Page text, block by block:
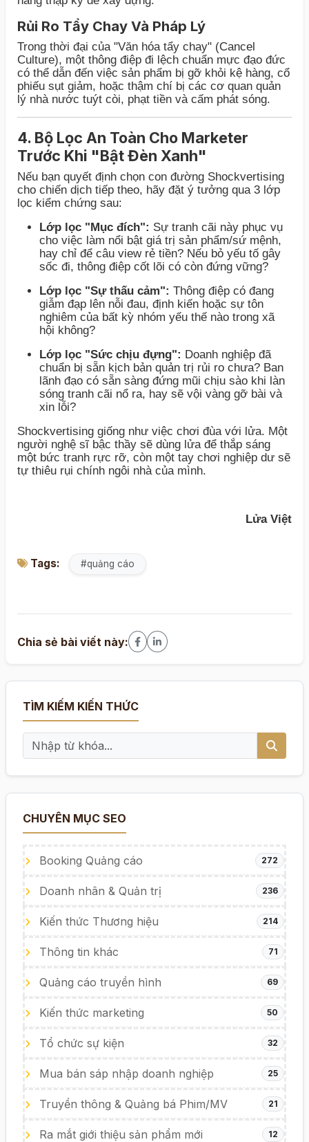
Rủi Ro Tẩy Chay Và Pháp Lý
Trong thời đại của "Văn hóa tẩy chay" (Cancel
Culture), một thông điệp đi lệch chuẩn mực đạo đức
có thể dẫn đến việc sản phẩm bị gỡ khỏi kệ hàng, cổ
phiếu sụt giảm, hoặc thậm chí bị các cơ quan quản
lý nhà nước tuýt còi, phạt tiền và cấm phát sóng.
4. Bộ Lọc An Toàn Cho Marketer
Trước Khi "Bật Đèn Xanh"
Nếu bạn quyết định chọn con đường Shockvertising
cho chiến dịch tiếp theo, hãy đặt ý tưởng qua 3 lớp
lọc kiểm chứng sau:
Lớp lọc "Mục đích": Sự tranh cãi này phục vụ
cho việc làm nổi bật giá trị sản phẩm/sứ mệnh,
hay chỉ để câu view rẻ tiền? Nếu bỏ yếu tố gây
sốc đi, thông điệp cốt lõi có còn đứng vững?
Lớp lọc "Sự thấu cảm": Thông điệp có đang
giẫm đạp lên nỗi đau, định kiến hoặc sự tôn
nghiêm của bất kỳ nhóm yếu thế nào trong xã
hội không?
Lớp lọc "Sức chịu đựng": Doanh nghiệp đã
chuẩn bị sẵn kịch bản quản trị rủi ro chưa? Ban
lãnh đạo có sẵn sàng đứng mũi chịu sào khi làn
sóng tranh cãi nổ ra, hay sẽ vội vàng gỡ bài và
xin lỗi?
Shockvertising giống như việc chơi đùa với lửa. Một
người nghệ sĩ bậc thầy sẽ dùng lửa để thắp sáng
một bức tranh rực rỡ, còn một tay chơi nghiệp dư sẽ
tự thiêu rụi chính ngôi nhà của mình.
Lửa Việt
Tags: #quảng cáo
Chia sẻ bài viết này:
TÌM KIẾM KIẾN THỨC
CHUYÊN MỤC SEO
Booking Quảng cáo 272
Doanh nhân & Quản trị 236
Kiến thức Thương hiệu 214
Thông tin khác 71
Quảng cáo truyền hình 69
Kiến thức marketing 50
Tổ chức sự kiện 32
Mua bán sáp nhập doanh nghiệp 25
Truyền thông & Quảng bá Phim/MV 21
Ra mắt giới thiệu sản phẩm mới 12